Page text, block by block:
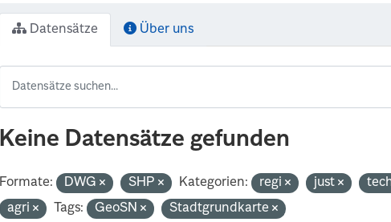
Datensätze Über uns
Keine Datensätze gefunden
Formate: DWG SHP Kategorien: regi just
agri
Tags: GeoSN
Stadtgrundkarte